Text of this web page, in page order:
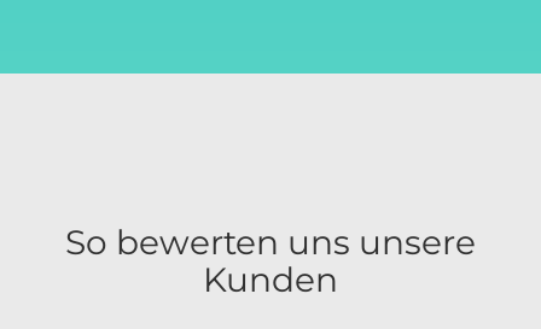
So bewerten uns unsere
Kunden